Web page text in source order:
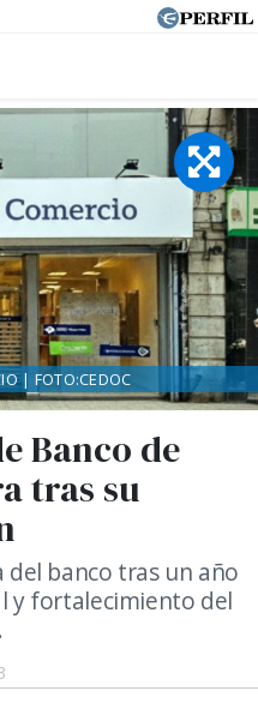
Banco de
tras su
del banco tras un año
y fortalecimiento del
| FOTO:CEDOC